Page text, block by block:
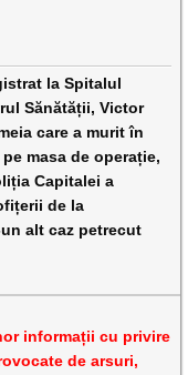
la Spitalul
Sănătății, Victor
care a murit în
masa de operație,
Capitalei a
de la
alt caz petrecut
informații cu privire
de arsuri,